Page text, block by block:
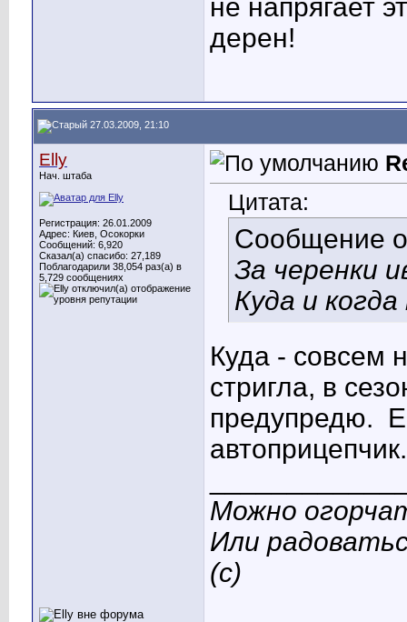
не напрягает
дерен!
27.03.2009, 21:10
Elly
Нач. штаба
Регистрация: 26.01.2009
Адрес: Киев, Осокорки
Сообщений: 6,920
Сказал(а) спасибо: 27,189
Поблагодарили 38,054 раз(а) в
5,729 сообщениях
Цитата:
Сообщение
За черенки
Куда и
Куда - совсем
стригла, в
предупредю.
Можно
Или
(с)